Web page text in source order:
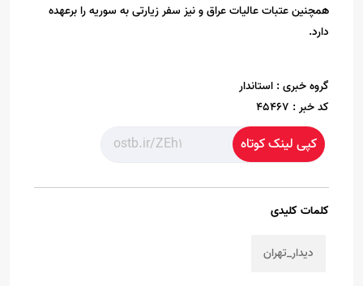
همچنین عتبات عالیات عراق و نیز سفر زیارتی به سوریه را برعهده
دارد.
گروه خبری : استاندار
کد خبر : 45467
کپی لینک کوتاه
کلمات کلیدی
دیدار_تهران